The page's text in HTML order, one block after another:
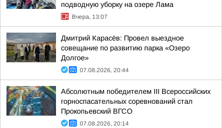
подводную уборку на озере Лама
Вчера, 13:07
Дмитрий Карасёв: Провел выездное
совещание по развитию парка «Озеро
Долгое»
07.08.2026, 20:44
Абсолютным победителем III Всероссийских
горноспасательных соревнований стал
Прокопьевский ВГСО
07.08.2026, 20:14